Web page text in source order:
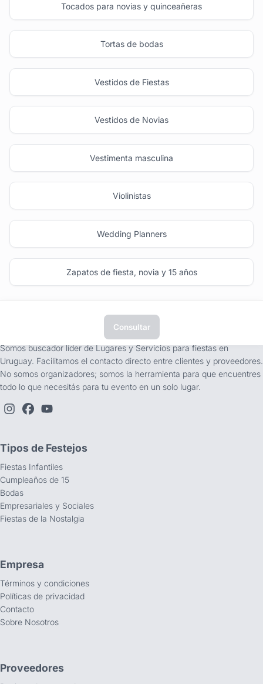
Tocados para novias y quinceañeras
Tortas de bodas
Vestidos de Fiestas
Vestidos de Novias
Vestimenta masculina
Violinistas
Wedding Planners
Zapatos de fiesta, novia y 15 años
Consultar
Somos buscador líder de Lugares y Servicios para fiestas en
Uruguay. Facilitamos el contacto directo entre clientes y proveedores.
No somos organizadores; somos la herramienta para que encuentres
todo lo que necesitás para tu evento en un solo lugar.
Tipos de Festejos
Fiestas Infantiles
Cumpleaños de 15
Bodas
Empresariales y Sociales
Fiestas de la Nostalgia
Empresa
Términos y condiciones
Políticas de privacidad
Contacto
Sobre Nosotros
Proveedores